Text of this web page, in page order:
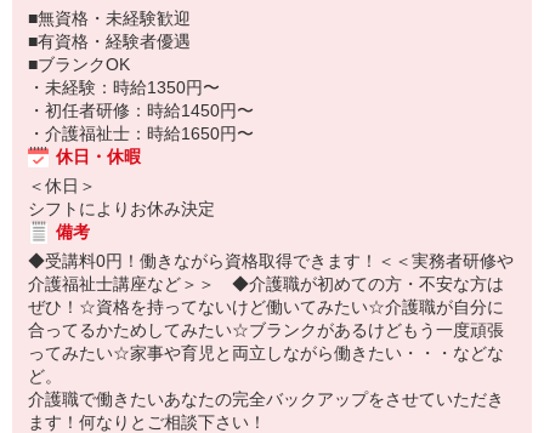
■無資格・未経験歓迎
■有資格・経験者優遇
■ブランクOK
・未経験：時給1350円〜
・初任者研修：時給1450円〜
・介護福祉士：時給1650円〜
休日・休暇
＜休日＞
シフトによりお休み決定
備考
◆受講料0円！働きながら資格取得できます！＜＜実務者研修や
介護福祉士講座など＞＞ ◆介護職が初めての方・不安な方は
ぜひ！☆資格を持ってないけど働いてみたい☆介護職が自分に
合ってるかためしてみたい☆ブランクがあるけどもう一度頑張
ってみたい☆家事や育児と両立しながら働きたい・・・などな
ど。
介護職で働きたいあなたの完全バックアップをさせていただき
ます！何なりとご相談下さい！